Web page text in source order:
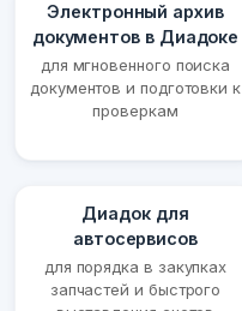
Электронный архив
документов в Диадоке
для мгновенного поиска
документов и подготовки к
проверкам
Диадок для
автосервисов
для порядка в закупках
запчастей и быстрого